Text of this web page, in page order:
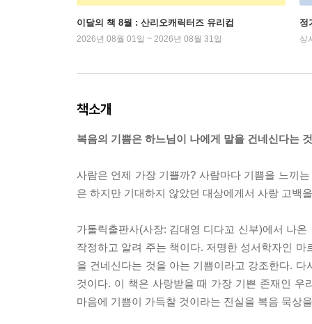
이달의 책 8월 : 산리오캐릭터즈 유리컵
2026년 08월 01일 ~ 2026년 08월 31일
정
상
책소개
복음의 기쁨은 하느님이 나에게 말을 건네신다는
사람은 언제 가장 기쁠까? 사람마다 기쁨을 느끼
은 하지만 기대하지 않았던 대상에게서 사랑 고백
가톨릭출판사(사장: 김대영 디다꼬 신부)에서 나
작정하고 알려 주는 책이다. 저명한 성서학자인
을 건네신다는 것을 아는 기쁨이라고 강조한다.
것이다. 이 책은 사랑받을 때 가장 기쁜 존재인
마음에 기쁨이 가득찰 것이라는 진실을 복음 묵상